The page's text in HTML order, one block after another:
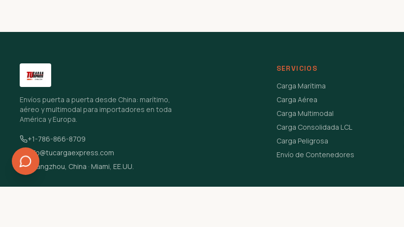
Envíos puerta a puerta desde China: marítimo,
aéreo y multimodal para importadores en toda
América y Europa.
+1-786-866-8709
info@tucargaexpress.com
Guangzhou, China · Miami, EE.UU.
SERVICIOS
Carga Marítima
Carga Aérea
Carga Multimodal
Carga Consolidada LCL
Carga Peligrosa
Envío de Contenedores